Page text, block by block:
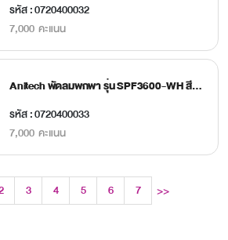
รหัส : 0720400032
7,000 คะแนน
Anitech พัดลมพกพา รุ่น SPF3600-WH สีขาว
รหัส : 0720400033
7,000 คะแนน
3 4 5 6
7
>>